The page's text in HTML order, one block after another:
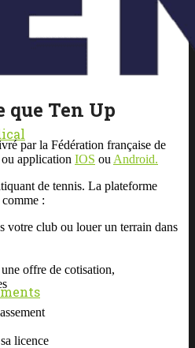
par équipes
que Ten Up
par la Fédération française de
ou application IOS ou Android.
de tennis. La plateforme
:
votre club ou louer un terrain dans
offre de cotisation,
licence